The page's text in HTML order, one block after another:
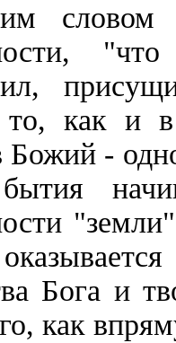
словом
как и в
Божий -
Бога и
как